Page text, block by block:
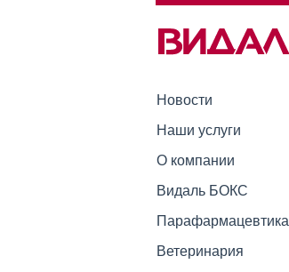
Новости
Наши услуги
О компании
Видаль БОКС
Парафармацевтика
Ветеринария